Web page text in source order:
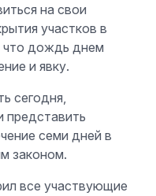
на свои
участков в
что дождь днем
и явку.
сегодня,
семи дней в
законом.
все участвующие